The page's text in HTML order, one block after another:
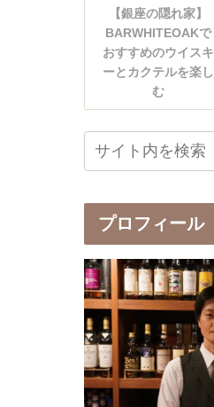
【銀座の隠れ家】
BARWHITEOAKで
おすすめのウイスキ
ーとカクテルを楽し
む
プロフィール